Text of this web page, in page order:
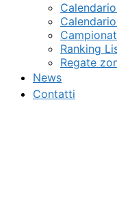
Ranking
Regate
News
Contatti